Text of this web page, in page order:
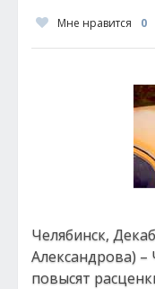
Мне нравится 0
Челябинск,
Александрова) –
повысят